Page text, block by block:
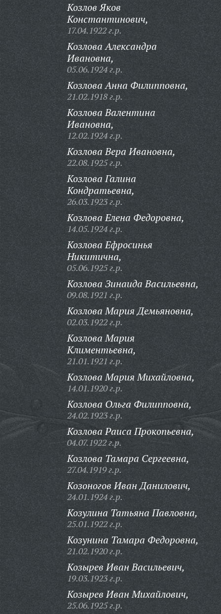
Козлов Яков
Константинович,
17.04.1922 г.р.
Козлова Александра
Ивановна,
05.06.1924 г.р.
Козлова Анна Филипповна,
21.02.1918 г.р.
Козлова Валентина
Ивановна,
12.02.1924 г.р.
Козлова Вера Ивановна,
22.08.1925 г.р.
Козлова Галина
Кондратьевна,
26.03.1923 г.р.
Козлова Елена Федоровна,
14.05.1924 г.р.
Козлова Ефросинья
Никитична,
05.06.1925 г.р.
Козлова Зинаида Васильевна,
09.08.1921 г.р.
Козлова Мария Демьяновна,
02.03.1922 г.р.
Козлова Мария
Климентьевна,
21.01.1921 г.р.
Козлова Мария Михайловна,
14.01.1920 г.р.
Козлова Ольга Филипповна,
24.02.1923 г.р.
Козлова Раиса Прокопьевна,
04.07.1922 г.р.
Козлова Тамара Сергеевна,
27.04.1919 г.р.
Козоногов Иван Данилович,
24.01.1924 г.р.
Козулина Татьяна Павловна,
25.01.1922 г.р.
Козунина Тамара Федоровна,
21.02.1920 г.р.
Козырев Иван Васильевич,
19.03.1923 г.р.
Козырев Иван Михайлович,
25.06.1925 г.р.